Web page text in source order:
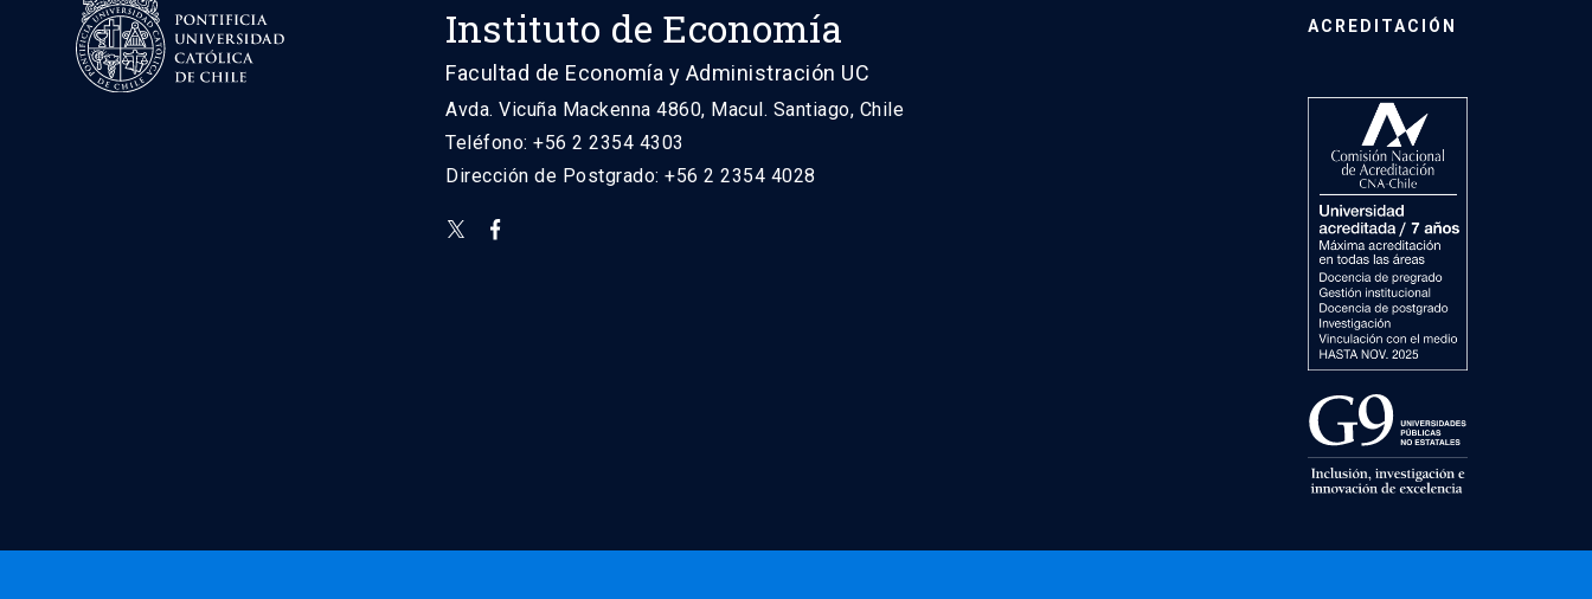
Instituto de Economía
Facultad de Economía y Administración UC
Avda. Vicuña Mackenna 4860, Macul. Santiago, Chile
Teléfono: +56 2 2354 4303
Dirección de Postgrado: +56 2 2354 4028
ACREDITACIÓN